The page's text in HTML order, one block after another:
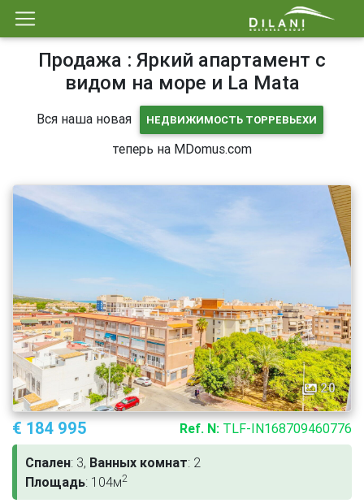
Продажа : Яркий апартамент с
видом на море и La Mata
Вся наша новая НЕДВИЖИМОСТЬ ТОРРЕВЬЕХИ
теперь на MDomus.com
20
€ 184 995 Ref. N: TLF-IN168709460776
Спален: 3, Ванных комнат: 2
Площадь: 104м2